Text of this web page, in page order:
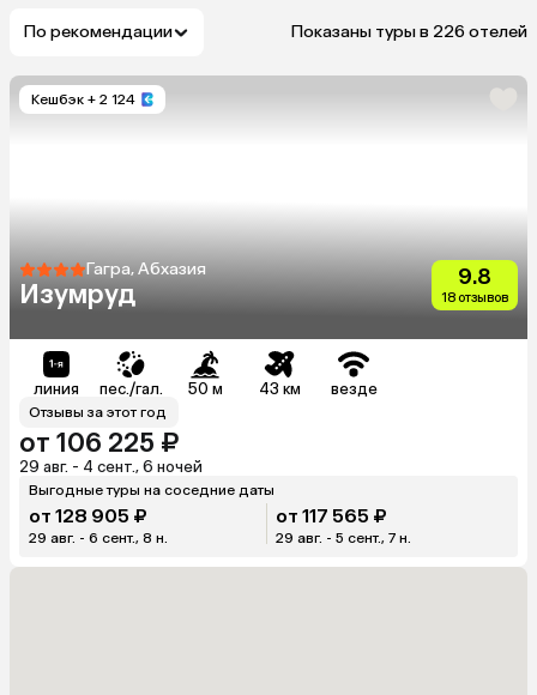
По рекомендации Показаны туры в 226 отелей
Кешбэк + 2 124
Гагра, Абхазия
Изумруд
9.8
18 отзывов
линия пес./гал. 50 м 43 км везде
Отзывы за этот год
от 106 225 ₽
29 авг. - 4 сент., 6 ночей
Выгодные туры на соседние даты
от 128 905 ₽
29 авг. - 6 сент., 8 н.
от 117 565 ₽
29 авг. - 5 сент., 7 н.